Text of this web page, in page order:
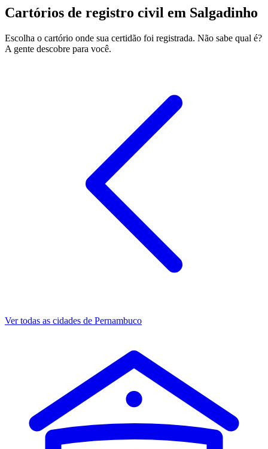
Cartórios de registro civil em Salgadinho
Escolha o cartório onde sua certidão foi registrada. Não sabe qual é?
A gente descobre para você.
Ver todas as cidades de Pernambuco